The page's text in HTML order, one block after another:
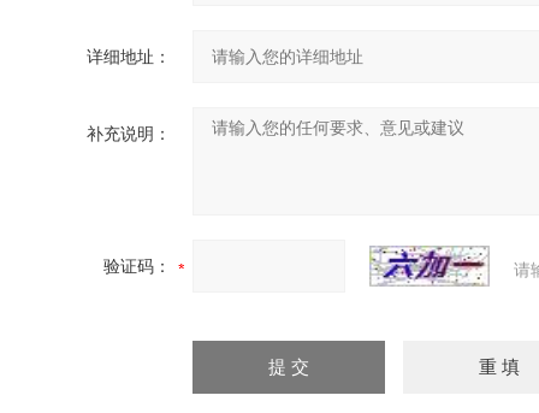
详细地址：
补充说明：
验证码： 请